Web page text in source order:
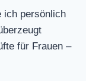
ich persönlich
für Frauen –